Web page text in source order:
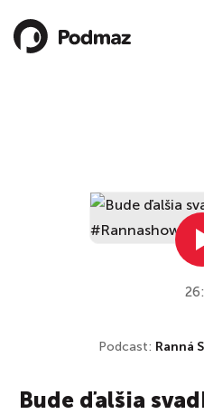
Podcast: Ranná
Bude ďalšia